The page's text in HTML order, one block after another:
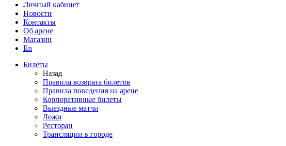
Личный кабинет
Новости
Контакты
Об арене
Магазин
En
Билеты
Назад
Правила возврата билетов
Правила поведения на арене
Корпоративные билеты
Выездные матчи
Ложи
Ресторан
Трансляции в городе